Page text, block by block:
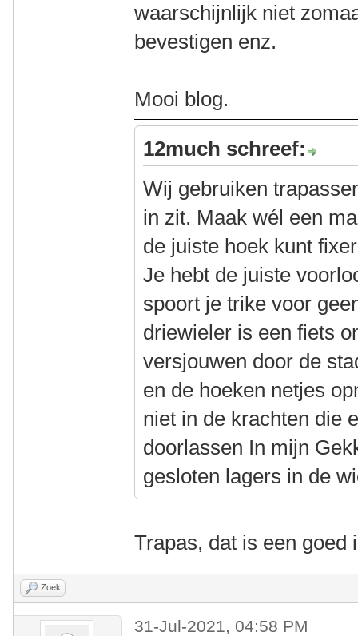
waarschijnlijk niet
bevestigen enz.
Mooi blog.
12much schreef:
Wij gebruiken
in zit. Maak wél een
de juiste hoek kunt
Je hebt de juiste
spoort je trike voor
driewieler is een fiets
versjouwen door de
en de hoeken netjes
niet in de krachten die
doorlassen In mijn
gesloten lagers in de
Trapas, dat is een goed
Zoek
31-Jul-2021, 04:58 PM